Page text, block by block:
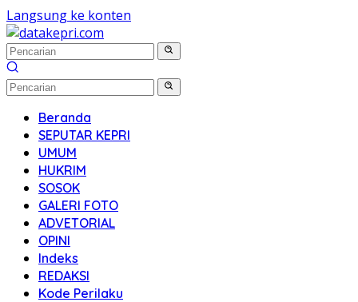
Langsung ke konten
Beranda
SEPUTAR KEPRI
UMUM
HUKRIM
SOSOK
GALERI FOTO
ADVETORIAL
OPINI
Indeks
REDAKSI
Kode Perilaku